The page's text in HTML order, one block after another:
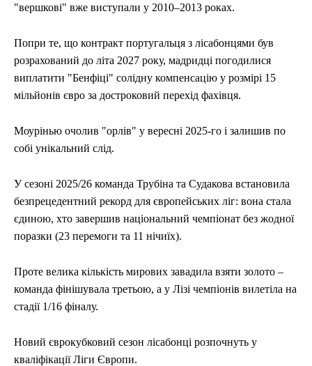
"вершкові" вже виступали у 2010–2013 роках.
Попри те, що контракт португальця з лісабонцями був
розрахований до літа 2027 року, мадридці погодилися
виплатити "Бенфіці" солідну компенсацію у розмірі 15
мільйонів євро за достроковий перехід фахівця.
Моурінью очолив "орлів" у вересні 2025-го і залишив по
собі унікальний слід.
У сезоні 2025/26 команда Трубіна та Судакова встановила
безпрецедентний рекорд для європейських ліг: вона стала
єдиною, хто завершив національний чемпіонат без жодної
поразки (23 перемоги та 11 нічиїх).
Проте велика кількість мирових завадила взяти золото –
команда фінішувала третьою, а у Лізі чемпіонів вилетіла на
стадії 1/16 фіналу.
Новий єврокубковий сезон лісабонці розпочнуть у
кваліфікації Ліги Європи.